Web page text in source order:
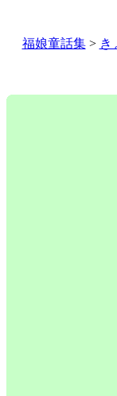
福娘童話集> き